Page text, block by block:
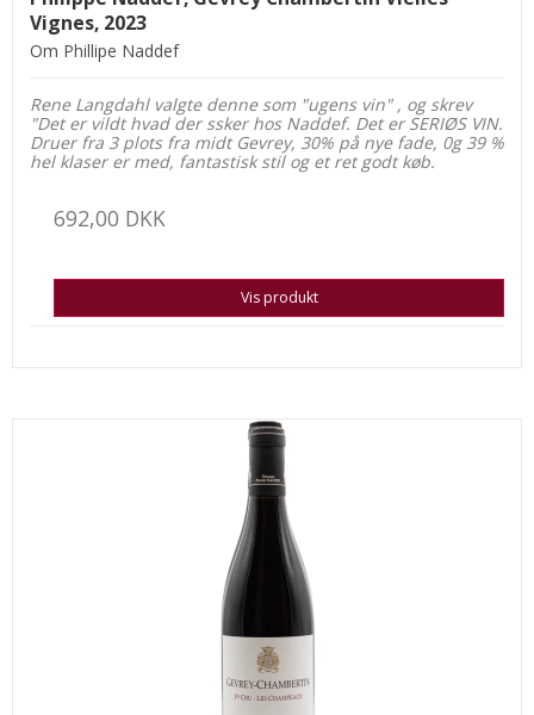
Vignes, 2023
Om Phillipe Naddef
Rene Langdahl valgte denne som "ugens vin" , og skrev
"Det er vildt hvad der ssker hos Naddef. Det er SERIØS VIN.
Druer fra 3 plots fra midt Gevrey, 30% på nye fade, 0g 39 %
hel klaser er med, fantastisk stil og et ret godt køb.
692,00 DKK
Vis produkt